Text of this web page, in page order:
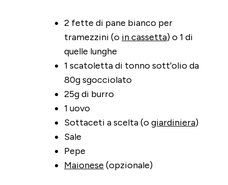
2 fette di pane bianco per
tramezzini (o in cassetta) o 1 di
quelle lunghe
1 scatoletta di tonno sott’olio da
80g sgocciolato
25g di burro
1 uovo
Sottaceti a scelta (ogiardiniera)
Sale
Pepe
Maionese (opzionale)